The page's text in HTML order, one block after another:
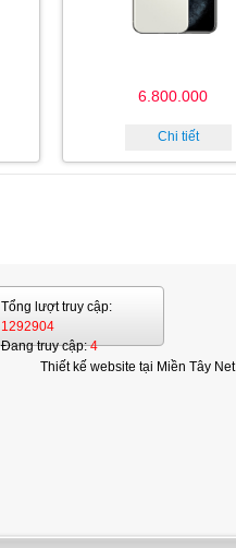
6.800.000
Chi tiết
Tổng lượt truy cập:
1292904
Đang truy cập:4
Thiết kế website tại Miền Tây Net